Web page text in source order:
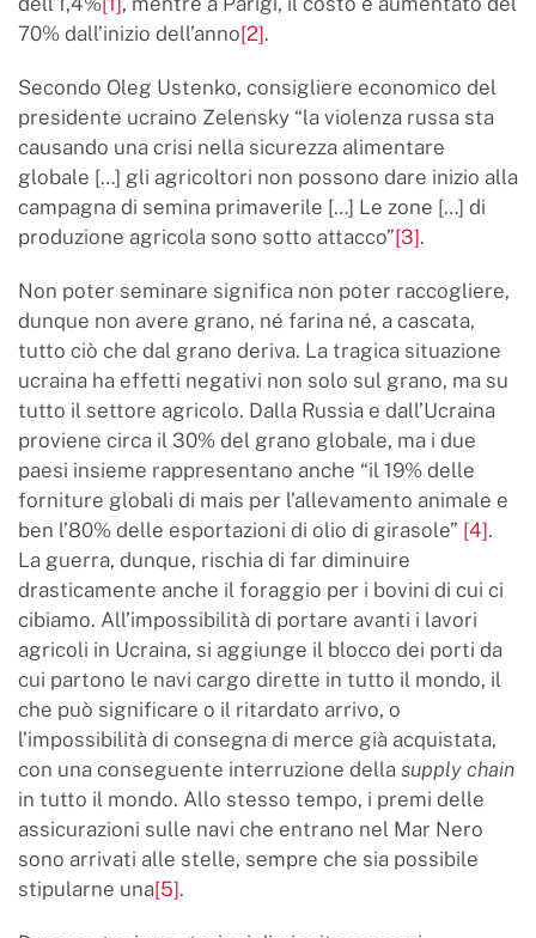
70% dall’inizio dell’anno[2].
Secondo Oleg Ustenko, consigliere economico del
presidente ucraino Zelensky “la violenza russa sta
causando una crisi nella sicurezza alimentare
globale […] gli agricoltori non possono dare inizio alla
campagna di semina primaverile […] Le zone […] di
produzione agricola sono sotto attacco”[3].
Non poter seminare significa non poter raccogliere,
dunque non avere grano, né farina né, a cascata,
tutto ciò che dal grano deriva. La tragica situazione
ucraina ha effetti negativi non solo sul grano, ma su
tutto il settore agricolo. Dalla Russia e dall’Ucraina
proviene circa il 30% del grano globale, ma i due
paesi insieme rappresentano anche “il 19% delle
forniture globali di mais per l’allevamento animale e
ben l’80% delle esportazioni di olio di girasole” [4].
La guerra, dunque, rischia di far diminuire
drasticamente anche il foraggio per i bovini di cui ci
cibiamo. All’impossibilità di portare avanti i lavori
agricoli in Ucraina, si aggiunge il blocco dei porti da
cui partono le navi cargo dirette in tutto il mondo, il
che può significare o il ritardato arrivo, o
l’impossibilità di consegna di merce già acquistata,
con una conseguente interruzione della supply chain
in tutto il mondo. Allo stesso tempo, i premi delle
assicurazioni sulle navi che entrano nel Mar Nero
sono arrivati alle stelle, sempre che sia possibile
stipularne una[5].